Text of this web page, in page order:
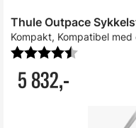
Thule Outpace
Kompakt, Kompatibel med
5 832,-
Karakter: